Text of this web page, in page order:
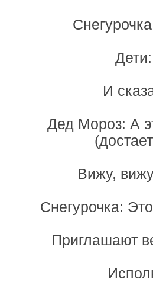
И
Дед Мороз: А
Вижу,
Снегурочка:
Приглашают